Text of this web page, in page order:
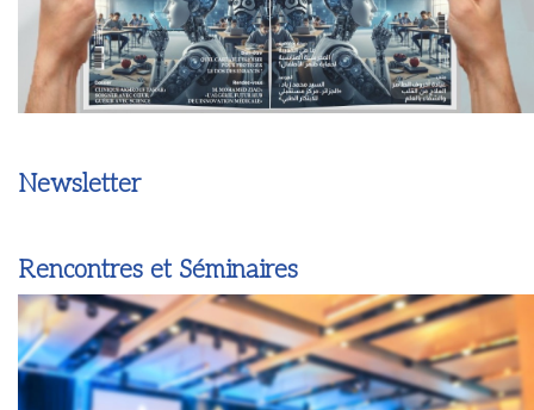
Newsletter
Rencontres et Séminaires